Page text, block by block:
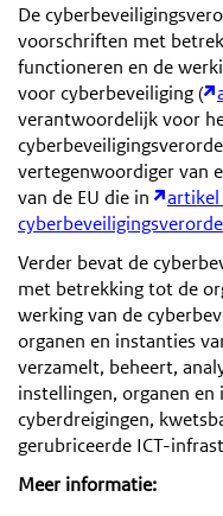
De
voorschriften met
functioneren en de
voor cyberbeveiliging (
verantwoordelijk voor
vertegenwoordiger van
van de EU die in
artikel
Verder bevat de
met betrekking tot de
werking van de
organen en instanties
verzamelt, beheert,
instellingen, organen en
cyberdreigingen,
gerubriceerde ICT-
Meer informatie: